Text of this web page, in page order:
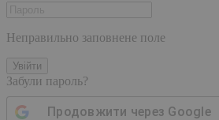
Неправильно заповнене поле
Увійти
Забули пароль?
Продовжити через Google